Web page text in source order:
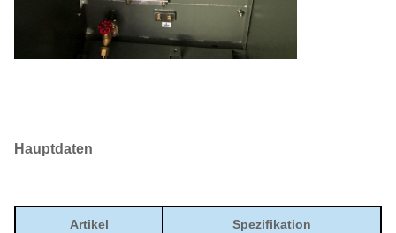
Hauptdaten
Artikel Spezifikation